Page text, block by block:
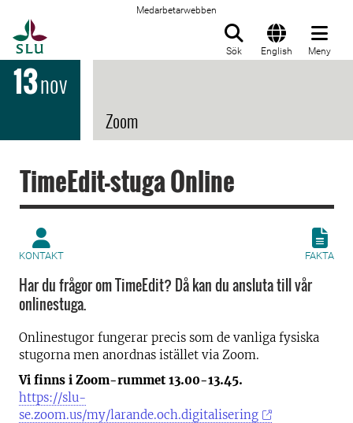
Medarbetarwebben
Sök English Meny
13nov
Zoom
TimeEdit-stuga Online
KONTAKT FAKTA
Har du frågor om TimeEdit? Då kan du ansluta till vår
onlinestuga.
Onlinestugor fungerar precis som de vanliga fysiska
stugorna men anordnas istället via Zoom.
Vi finns i Zoom-rummet 13.00-13.45.
https://slu-
se.zoom.us/my/larande.och.digitalisering